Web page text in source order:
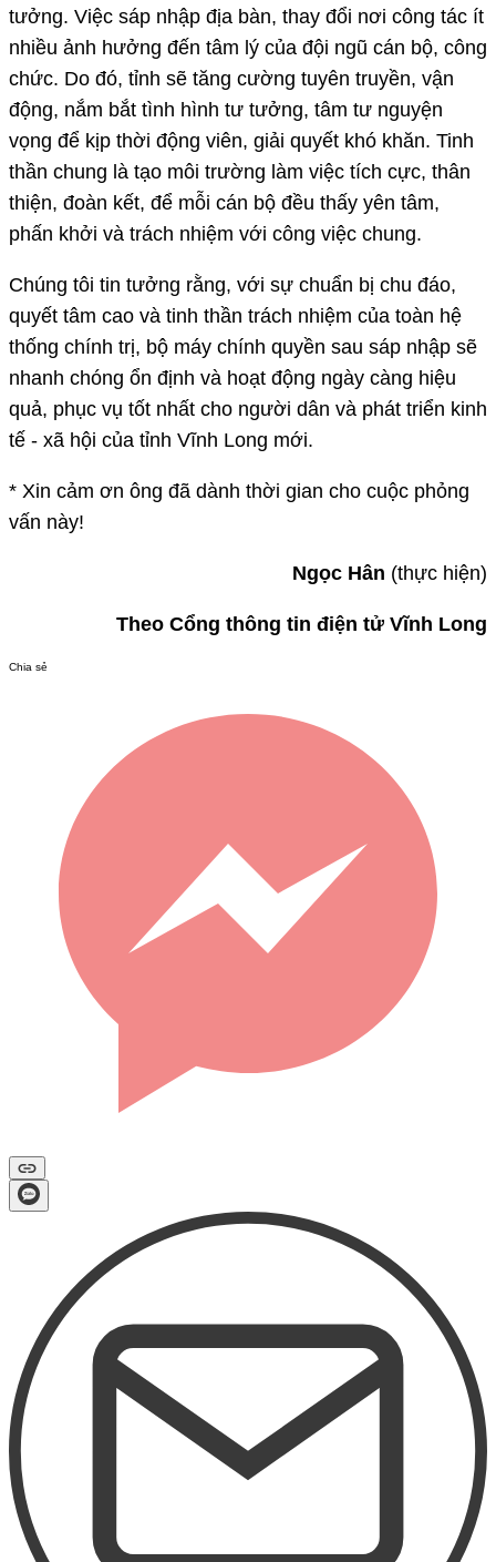
tưởng. Việc sáp nhập địa bàn, thay đổi nơi công tác ít
nhiều ảnh hưởng đến tâm lý của đội ngũ cán bộ, công
chức. Do đó, tỉnh sẽ tăng cường tuyên truyền, vận
động, nắm bắt tình hình tư tưởng, tâm tư nguyện
vọng để kịp thời động viên, giải quyết khó khăn. Tinh
thần chung là tạo môi trường làm việc tích cực, thân
thiện, đoàn kết, để mỗi cán bộ đều thấy yên tâm,
phấn khởi và trách nhiệm với công việc chung.
Chúng tôi tin tưởng rằng, với sự chuẩn bị chu đáo,
quyết tâm cao và tinh thần trách nhiệm của toàn hệ
thống chính trị, bộ máy chính quyền sau sáp nhập sẽ
nhanh chóng ổn định và hoạt động ngày càng hiệu
quả, phục vụ tốt nhất cho người dân và phát triển kinh
tế - xã hội của tỉnh Vĩnh Long mới.
* Xin cảm ơn ông đã dành thời gian cho cuộc phỏng
vấn này!
Ngọc Hân (thực hiện)
Theo Cổng thông tin điện tử Vĩnh Long
Chia sẻ